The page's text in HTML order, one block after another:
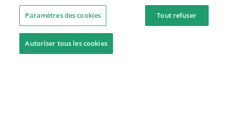
Paramètres des cookies Tout refuser
Autoriser tous les cookies